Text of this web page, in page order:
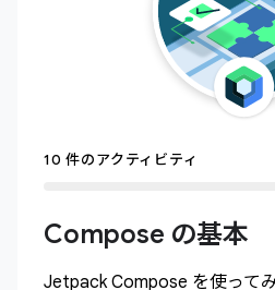
10 件のアクティビティ
Compose の基本
Jetpack Compose を使って